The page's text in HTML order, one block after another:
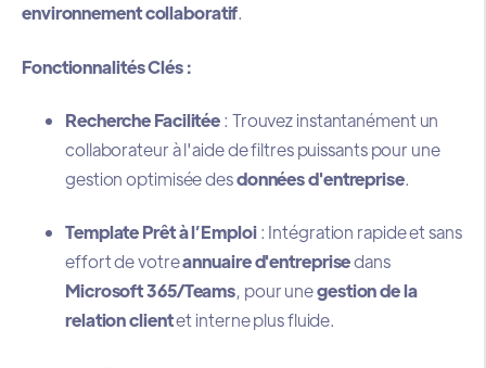
environnement collaboratif.
Fonctionnalités Clés :
Recherche Facilitée: Trouvez instantanément un
collaborateur à l'aide de filtres puissants pour une
gestion optimisée desdonnées d'entreprise.
Template Prêt à l’Emploi: Intégration rapide et sans
effort de votreannuaire d'entreprisedans
Microsoft 365/Teams, pour unegestion de la
relation clientet interne plus fluide.